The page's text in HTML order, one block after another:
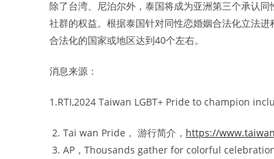
除了台湾、尼泊尔外，泰国将成为亚洲第三个承认
社群的权益。根据泰国针对同性恋婚姻合法化立法
合法化的国家或地区达到40个左右。
消息来源：
1.RTI,2024 Taiwan LGBT+ Pride to champion
Tai wan Pride， 游行简介， https://
AP，Thousands gather for colorful